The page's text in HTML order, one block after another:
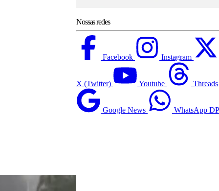
Nossas redes
Facebook Instagram
X (Twitter) Youtube Threads
Google News WhatsApp DP